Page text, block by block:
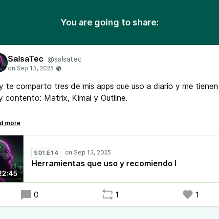
You are going to share:
SalsaTec @salsatec
te comparto tres de mis apps que uso a diario y me tienen
contento: Matrix, Kimai y Outline.
es mi reemplazo para WhatsApp, Kimai mi reemplazo
como gestor de tiempo, y Outline mi reemplazo para
y gestión de conocimiento.
S01:E14
Herramientas que uso y recomiendo I
0 1 1